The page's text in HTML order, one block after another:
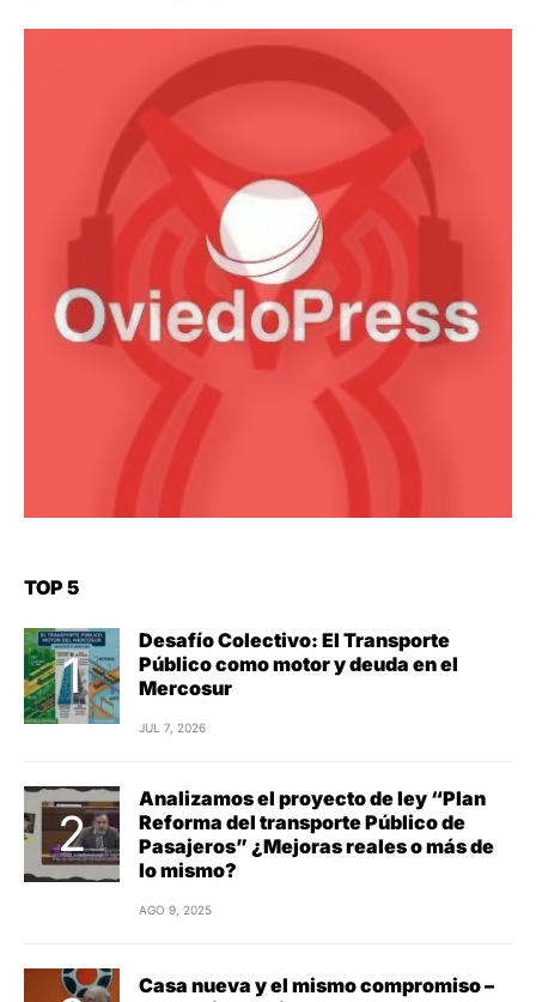
TOP 5
Desafío Colectivo: El Transporte
Público como motor y deuda en el
Mercosur
JUL 7, 2026
Analizamos el proyecto de ley “Plan
Reforma del transporte Público de
Pasajeros” ¿Mejoras reales o más de
lo mismo?
AGO 9, 2025
Casa nueva y el mismo compromiso –